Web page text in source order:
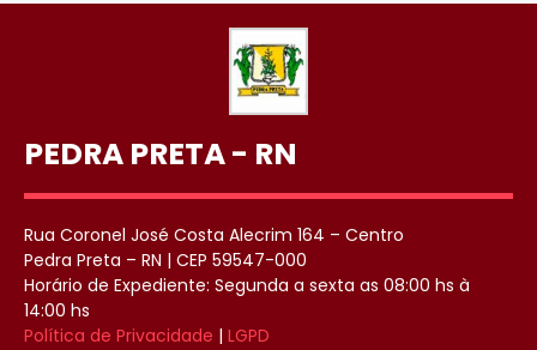
PEDRA PRETA - RN
Rua Coronel José Costa Alecrim 164 – Centro
Pedra Preta – RN | CEP 59547-000
Horário de Expediente: Segunda a sexta as 08:00 hs à
14:00 hs
Política de Privacidade | LGPD